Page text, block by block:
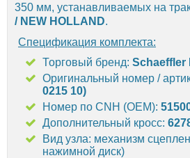
350 мм, устанавливаемых на
/ NEW HOLLAND.
Спецификация комплекта:
Торговый бренд: Schaeffler
Оригинальный номер /
0215 10)
Номер по CNH (OEM):
Дополнительный кросс:
Вид узла: механизм
нажимной диск)